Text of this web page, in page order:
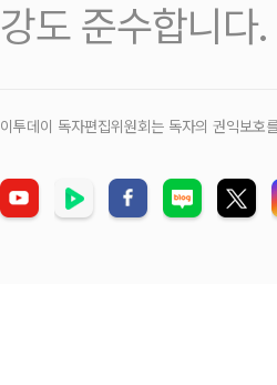
강도 준수합니다.
이투데이 독자편집위원회는 독자의 권익보호